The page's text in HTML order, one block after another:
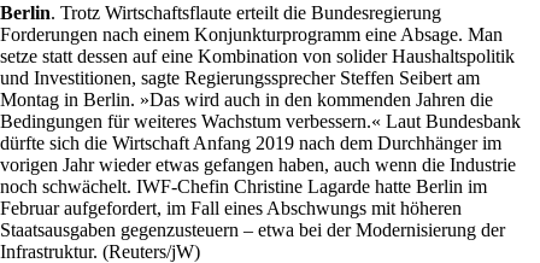
Berlin. Trotz Wirtschaftsflaute erteilt die Bundesregierung
Forderungen nach einem Konjunkturprogramm eine Absage. Man
setze statt dessen auf eine Kombination von solider Haushaltspolitik
und Investitionen, sagte Regierungssprecher Steffen Seibert am
Montag in Berlin. »Das wird auch in den kommenden Jahren die
Bedingungen für weiteres Wachstum verbessern.« Laut Bundesbank
dürfte sich die Wirtschaft Anfang 2019 nach dem Durchhänger im
vorigen Jahr wieder etwas gefangen haben, auch wenn die Industrie
noch schwächelt. IWF-Chefin Christine Lagarde hatte Berlin im
Februar aufgefordert, im Fall eines Abschwungs mit höheren
Staatsausgaben gegenzusteuern – etwa bei der Modernisierung der
Infrastruktur. (Reuters/jW)